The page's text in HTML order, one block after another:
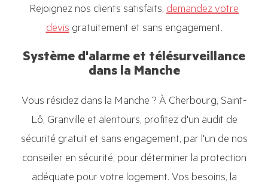
Rejoignez nos clients satisfaits, demandez votre
devisgratuitement et sans engagement.
Système d'alarme et télésurveillance
dans la Manche
Vous résidez dans la Manche ? À Cherbourg, Saint-
Lô, Granville et alentours, profitez d'un audit de
sécurité gratuit et sans engagement, par l'un de nos
conseiller en sécurité, pour déterminer la protection
adéquate pour votre logement. Vos besoins, la